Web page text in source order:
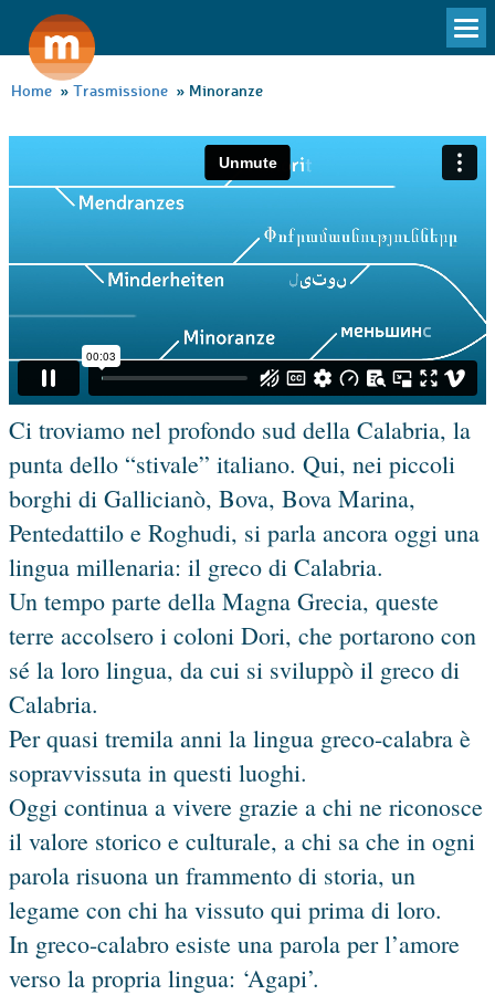
Home » Trasmissione » Minoranze
Ci troviamo nel profondo sud della Calabria, la
punta dello “stivale” italiano. Qui, nei piccoli
borghi di Gallicianò, Bova, Bova Marina,
Pentedattilo e Roghudi, si parla ancora oggi una
lingua millenaria: il greco di Calabria.
Un tempo parte della Magna Grecia, queste
terre accolsero i coloni Dori, che portarono con
sé la loro lingua, da cui si sviluppò il greco di
Calabria.
Per quasi tremila anni la lingua greco-calabra è
sopravvissuta in questi luoghi.
Oggi continua a vivere grazie a chi ne riconosce
il valore storico e culturale, a chi sa che in ogni
parola risuona un frammento di storia, un
legame con chi ha vissuto qui prima di loro.
In greco-calabro esiste una parola per l’amore
verso la propria lingua: ‘Agapi’.